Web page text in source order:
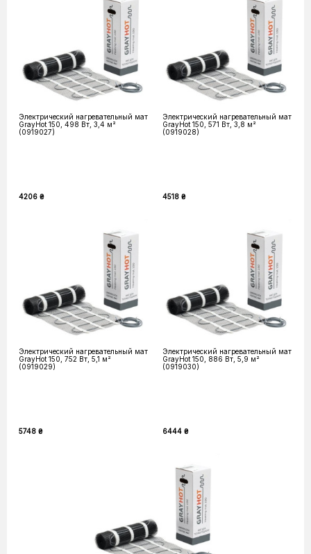
Электрический нагревательный мат
GrayHot 150, 498 Вт, 3,4 м²
(0919027)
4206 ₴
Электрический нагревательный мат
GrayHot 150, 571 Вт, 3,8 м²
(0919028)
4518 ₴
Электрический нагревательный мат
GrayHot 150, 752 Вт, 5,1 м²
(0919029)
5748 ₴
Электрический нагревательный мат
GrayHot 150, 886 Вт, 5,9 м²
(0919030)
6444 ₴